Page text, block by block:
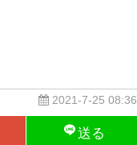
2021-7-25 08:36